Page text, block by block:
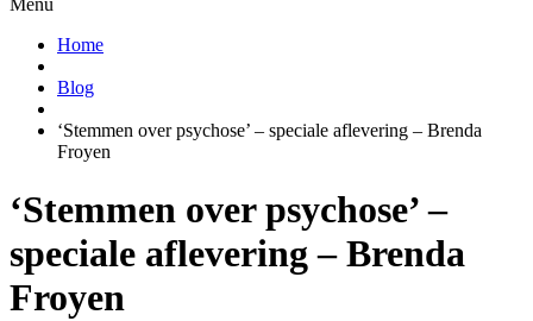
Home
Blog
‘Stemmen over psychose’ – speciale aflevering – Brenda
Froyen
‘Stemmen over psychose’ –
speciale aflevering – Brenda
Froyen